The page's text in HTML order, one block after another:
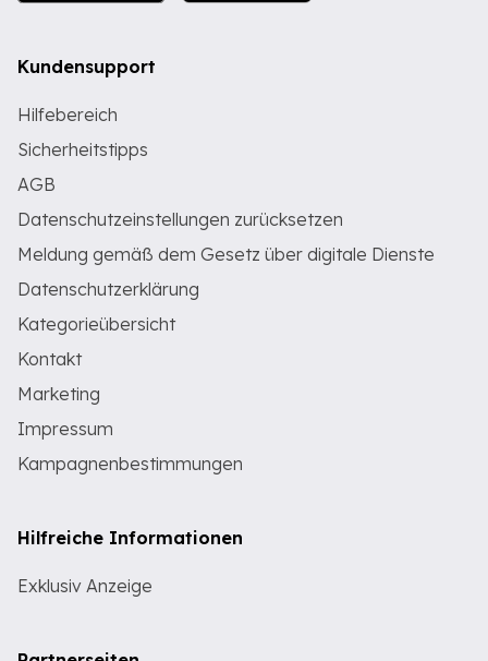
Kundensupport
Hilfebereich
Sicherheitstipps
AGB
Datenschutzeinstellungen zurücksetzen
Meldung gemäß dem Gesetz über digitale Dienste
Datenschutzerklärung
Kategorieübersicht
Kontakt
Marketing
Impressum
Kampagnenbestimmungen
Hilfreiche Informationen
Exklusiv Anzeige